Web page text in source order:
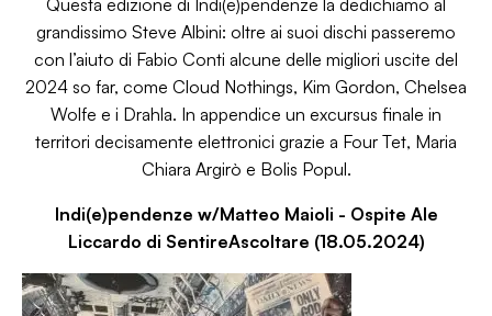
Questa edizione di Indi(e)pendenze la dedichiamo al
grandissimo Steve Albini: oltre ai suoi dischi passeremo
con l’aiuto di Fabio Conti alcune delle migliori uscite del
2024 so far, come Cloud Nothings, Kim Gordon, Chelsea
Wolfe e i Drahla. In appendice un excursus finale in
territori decisamente elettronici grazie a Four Tet, Maria
Chiara Argirò e Bolis Popul.
Indi(e)pendenze w/Matteo Maioli - Ospite Ale
Liccardo di SentireAscoltare (18.05.2024)